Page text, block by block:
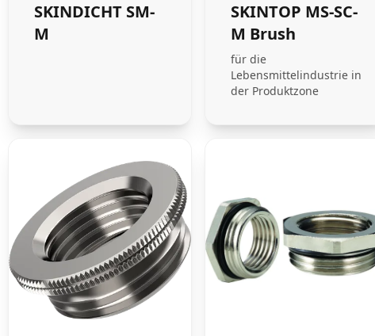
SKINDICHT SM-
M
SKINTOP MS-SC-
M Brush
für die
Lebensmittelindustrie in
der Produktzone